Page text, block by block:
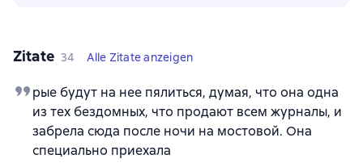
Zitate 34 Alle Zitate anzeigen
рые будут на нее пялиться, думая, что она одна
из тех бездомных, что продают всем журналы, и
забрела сюда после ночи на мостовой. Она
специально приехала